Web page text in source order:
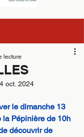
lecture
oct. 2024
le dimanche 13
la Pépinière de 10h
découvrir de